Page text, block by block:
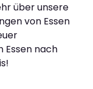
über unsere
von Essen
Essen nach